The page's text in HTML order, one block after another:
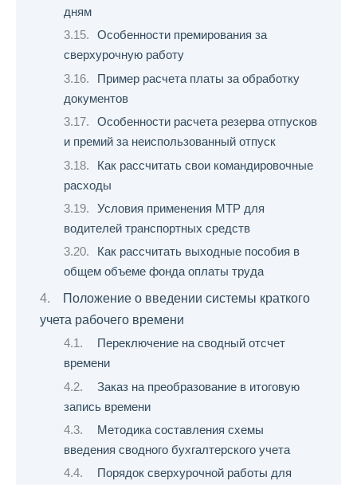
дням
Особенности премирования за
сверхурочную работу
Пример расчета платы за обработку
документов
Особенности расчета резерва отпусков
и премий за неиспользованный отпуск
Как рассчитать свои командировочные
расходы
Условия применения МТР для
водителей транспортных средств
Как рассчитать выходные пособия в
общем объеме фонда оплаты труда
Положение о введении системы краткого
учета рабочего времени
Переключение на сводный отсчет
времени
Заказ на преобразование в итоговую
запись времени
Методика составления схемы
введения сводного бухгалтерского учета
Порядок сверхурочной работы для